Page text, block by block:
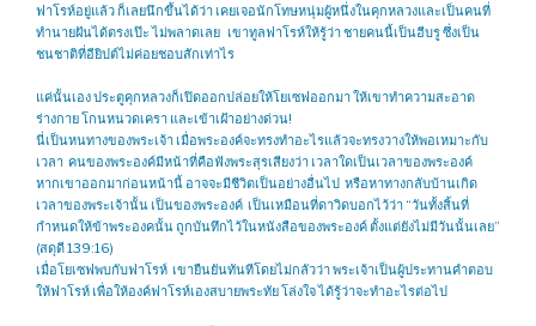
ฟาโรห์อยู่แล้ว ก็เลยนึกขึ้นได้ว่า เคยเจอนักโทษหนุ่มผู้หนึ่งในคุกหลวงและเป็นคนที่
ทำนายฝันได้ตรงเป๊ะ ไม่พลาดเลย เขาทูลฟาโรห์ให้รู้ว่า ชายคนนี้เป็นฮีบรู ซึ่งเป็น
ชนชาติที่อียิปต์ไม่ค่อยชอบสักเท่าไร
แค่นั้นเอง ประตูคุกหลวงก็เปิดออกปล่อยให้โยเซฟออกมา ให้เขาทำความสะอาด
ร่างกาย โกนหนวดเครา และเข้าเฝ้าอย่างด่วน!
นี่เป็นหนทางของพระเจ้า เมื่อพระองค์จะทรงทำอะไรแล้วจะทรงวางให้พอเหมาะกับ
เวลา คนของพระองค์มีหน้าที่คือฟังพระสุรเสียงว่า เวลาใดเป็นเวลาของพระองค์
หากเขาออกมาก่อนหน้านี้ อาจจะมีชีวิตเป็นอย่างอื่นไป หรือหาทางกลับบ้านเกิด
เวลาของพระเจ้านั้น เป็นของพระองค์ เป็นเหมือนที่ดาวิดบอกไว้ว่า “วันทั้งสิ้นที่
กำหนดให้ข้าพระองคนั้น ถูกบันทึกไว้ในหนังสือของพระองค์ ตั้งแต่ยังไม่มีวันนั้นเลย”
(สดุดี 139:16)
เมื่อโยเซฟพบกับฟาโรห์ เขายืนยันทันทีโดยไม่กลัวว่า พระเจ้าเป็นผู้ประทานคำตอบ
ให้ฟาโรห์ เพื่อให้องค์ฟาโรห์เองสบายพระทัย โล่งใจ ได้รู้ว่าจะทำอะไรต่อไป